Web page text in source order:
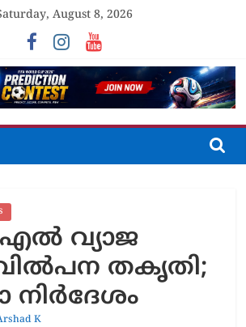
August 8, 2026
വ്യാജ
വിൽപന തകൃതി;
നിർദേശം
K